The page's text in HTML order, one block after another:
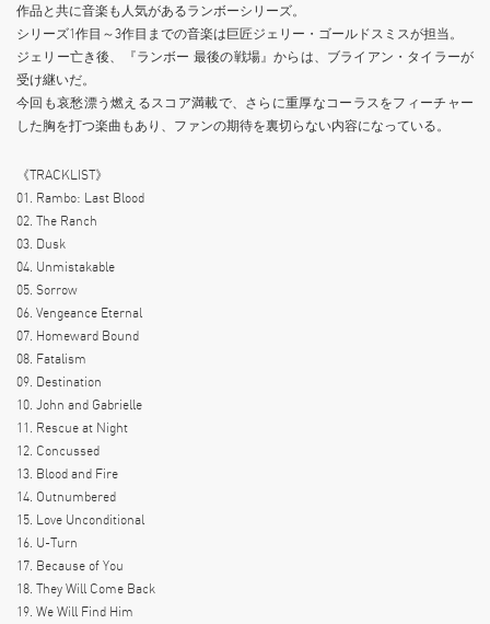
作品と共に音楽も人気があるランボーシリーズ。
シリーズ1作目～3作目までの音楽は巨匠ジェリー・ゴールドスミスが担当。
ジェリー亡き後、『ランボー 最後の戦場』からは、ブライアン・タイラーが
受け継いだ。
今回も哀愁漂う燃えるスコア満載で、さらに重厚なコーラスをフィーチャー
した胸を打つ楽曲もあり、ファンの期待を裏切らない内容になっている。
《TRACKLIST》
01. Rambo: Last Blood
02. The Ranch
03. Dusk
04. Unmistakable
05. Sorrow
06. Vengeance Eternal
07. Homeward Bound
08. Fatalism
09. Destination
10. John and Gabrielle
11. Rescue at Night
12. Concussed
13. Blood and Fire
14. Outnumbered
15. Love Unconditional
16. U-Turn
17. Because of You
18. They Will Come Back
19. We Will Find Him